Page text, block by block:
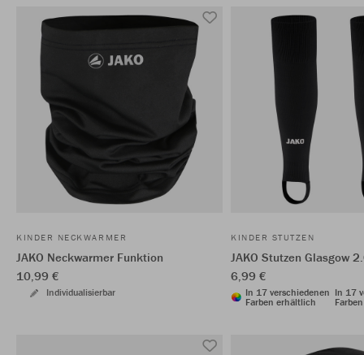
KINDER NECKWARMER
JAKO Neckwarmer Funktion
10,99 €
Individualisierbar
KINDER STUTZEN
JAKO Stutzen Glasgow
6,99 €
In 17 verschiedenen
Farben erhältlich
In 17